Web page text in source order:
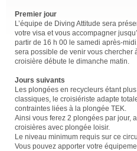
Premier jour
L’équipe de Diving Attitude sera
votre visa et vous accompagner
partir de 16 h 00 le samedi après-
sera possible de venir vous chercher
croisière débute le dimanche matin.
Jours suivants
Les plongées en recycleurs étant
classiques, le croisiériste adapte
contraintes liées à la plongée TEK.
Ainsi vous ferez 2 plongées par jour,
croisières avec plongée loisir.
Le niveau minimum requis sur ce
Vous pouvez apporter votre